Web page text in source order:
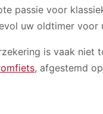
passie voor
uw oldtimer voor
is vaak niet
, afgestemd